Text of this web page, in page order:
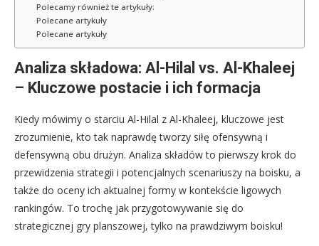
Polecamy również te artykuły:
Polecane artykuły
Polecane artykuły
Analiza składowa: Al-Hilal vs. Al-Khaleej
– Kluczowe postacie i ich formacja
Kiedy mówimy o starciu Al-Hilal z Al-Khaleej, kluczowe jest
zrozumienie, kto tak naprawdę tworzy siłę ofensywną i
defensywną obu drużyn. Analiza składów to pierwszy krok do
przewidzenia strategii i potencjalnych scenariuszy na boisku, a
także do oceny ich aktualnej formy w kontekście ligowych
rankingów. To trochę jak przygotowywanie się do
strategicznej gry planszowej, tylko na prawdziwym boisku!